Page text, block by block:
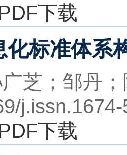
下载
化标准体系
芝；邹丹
下载